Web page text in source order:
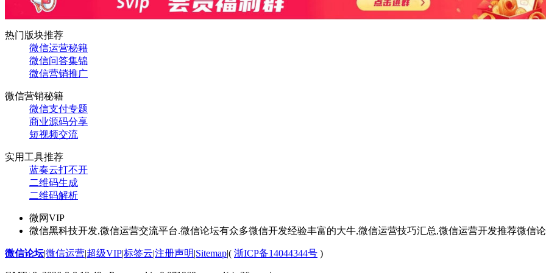
热门版块推荐
微信运营秘籍
微信问答集锦
微信营销推广
微信营销秘籍
微信支付专题
商业源码分享
短视频交流
实用工具推荐
蓝奏云打不开
二维码生成
二维码解析
微网VIP
微信黑科技开发,微信运营交流平台.微信论坛有众多微信开发经验丰富的大牛,微信运营技巧汇总,微信运营开发推荐微信
微信论坛|微信运营|超级VIP|标签云|注册声明|Sitemap|( 浙ICP备14044344号 )